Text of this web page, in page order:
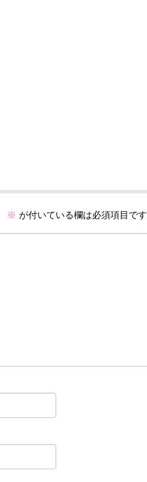
※ が付いている欄は必須項目です